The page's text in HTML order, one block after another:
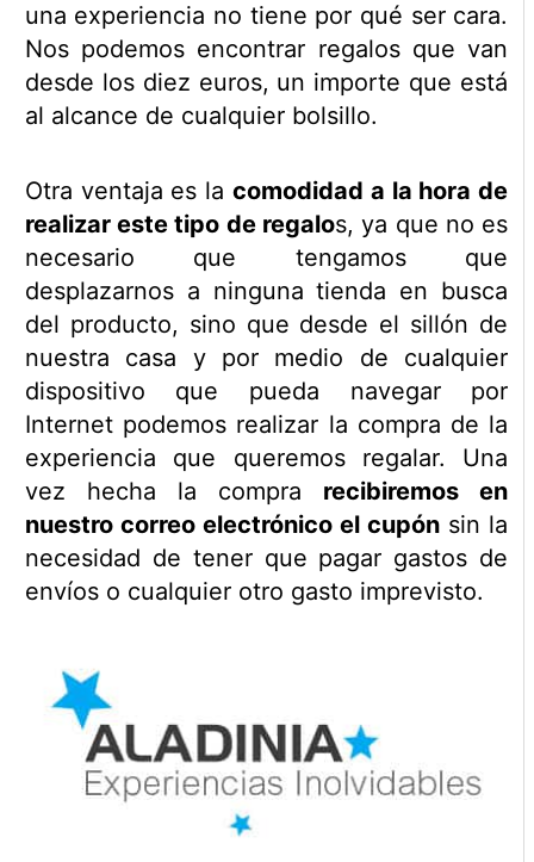
una experiencia no tiene por qué ser cara.
Nos podemos encontrar regalos que van
desde los diez euros, un importe que está
al alcance de cualquier bolsillo.
Otra ventaja es la comodidad a la hora de
realizar este tipo de regalos, ya que no es
necesario que tengamos que
desplazarnos a ninguna tienda en busca
del producto, sino que desde el sillón de
nuestra casa y por medio de cualquier
dispositivo que pueda navegar por
Internet podemos realizar la compra de la
experiencia que queremos regalar. Una
vez hecha la compra recibiremos en
nuestro correo electrónico el cupón sin la
necesidad de tener que pagar gastos de
envíos o cualquier otro gasto imprevisto.